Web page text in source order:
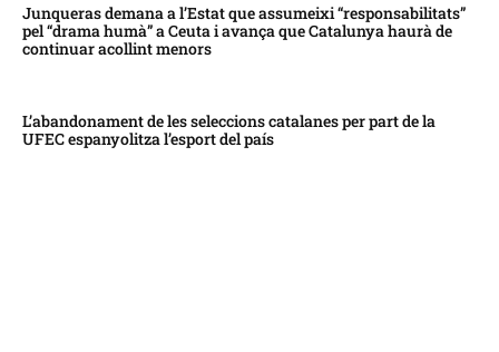
Junqueras demana a l’Estat que assumeixi “responsabilitats”
pel “drama humà” a Ceuta i avança que Catalunya haurà de
continuar acollint menors
L’abandonament de les seleccions catalanes per part de la
UFEC espanyolitza l’esport del país